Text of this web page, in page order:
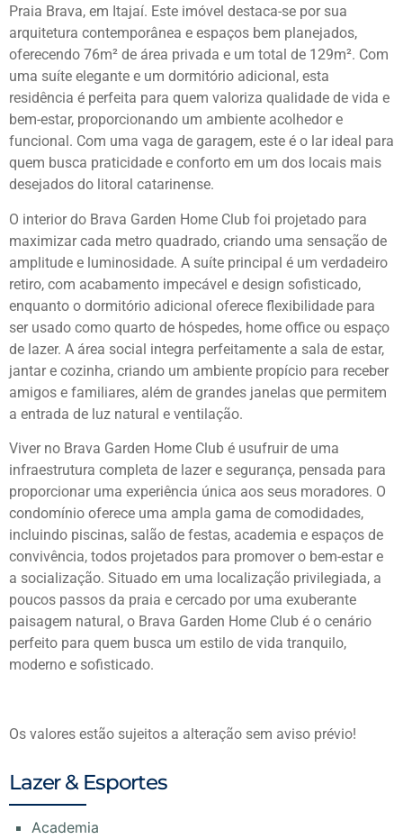
Praia Brava, em Itajaí. Este imóvel destaca-se por sua
arquitetura contemporânea e espaços bem planejados,
oferecendo 76m² de área privada e um total de 129m². Com
uma suíte elegante e um dormitório adicional, esta
residência é perfeita para quem valoriza qualidade de vida e
bem-estar, proporcionando um ambiente acolhedor e
funcional. Com uma vaga de garagem, este é o lar ideal para
quem busca praticidade e conforto em um dos locais mais
desejados do litoral catarinense.
O interior do Brava Garden Home Club foi projetado para
maximizar cada metro quadrado, criando uma sensação de
amplitude e luminosidade. A suíte principal é um verdadeiro
retiro, com acabamento impecável e design sofisticado,
enquanto o dormitório adicional oferece flexibilidade para
ser usado como quarto de hóspedes, home office ou espaço
de lazer. A área social integra perfeitamente a sala de estar,
jantar e cozinha, criando um ambiente propício para receber
amigos e familiares, além de grandes janelas que permitem
a entrada de luz natural e ventilação.
Viver no Brava Garden Home Club é usufruir de uma
infraestrutura completa de lazer e segurança, pensada para
proporcionar uma experiência única aos seus moradores. O
condomínio oferece uma ampla gama de comodidades,
incluindo piscinas, salão de festas, academia e espaços de
convivência, todos projetados para promover o bem-estar e
a socialização. Situado em uma localização privilegiada, a
poucos passos da praia e cercado por uma exuberante
paisagem natural, o Brava Garden Home Club é o cenário
perfeito para quem busca um estilo de vida tranquilo,
moderno e sofisticado.
Os valores estão sujeitos a alteração sem aviso prévio!
Lazer & Esportes
Academia